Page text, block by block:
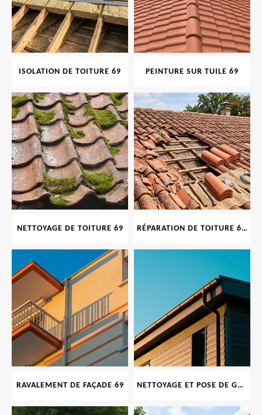
ISOLATION DE TOITURE 69 PEINTURE SUR TUILE 69
NETTOYAGE DE TOITURE 69 RÉPARATION DE TOITURE 69 RHONE, TUILES CASSÉES OU ABIMÉES
RAVALEMENT DE FAÇADE 69 NETTOYAGE ET POSE DE GOUTTIÈRE 69